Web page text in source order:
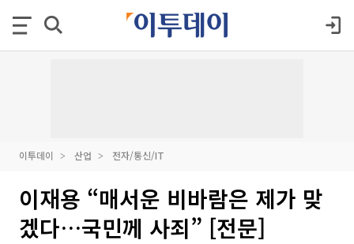
이투데이 산업 전자/통신/IT
이재용 “매서운 비바람은 제가 맞
겠다…국민께 사죄” [전문]